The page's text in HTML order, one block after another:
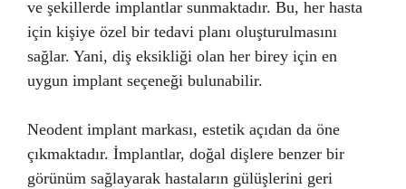
ve şekillerde implantlar sunmaktadır. Bu, her hasta
için kişiye özel bir tedavi planı oluşturulmasını
sağlar. Yani, diş eksikliği olan her birey için en
uygun implant seçeneği bulunabilir.
Neodent implant markası, estetik açıdan da öne
çıkmaktadır. İmplantlar, doğal dişlere benzer bir
görünüm sağlayarak hastaların gülüşlerini geri